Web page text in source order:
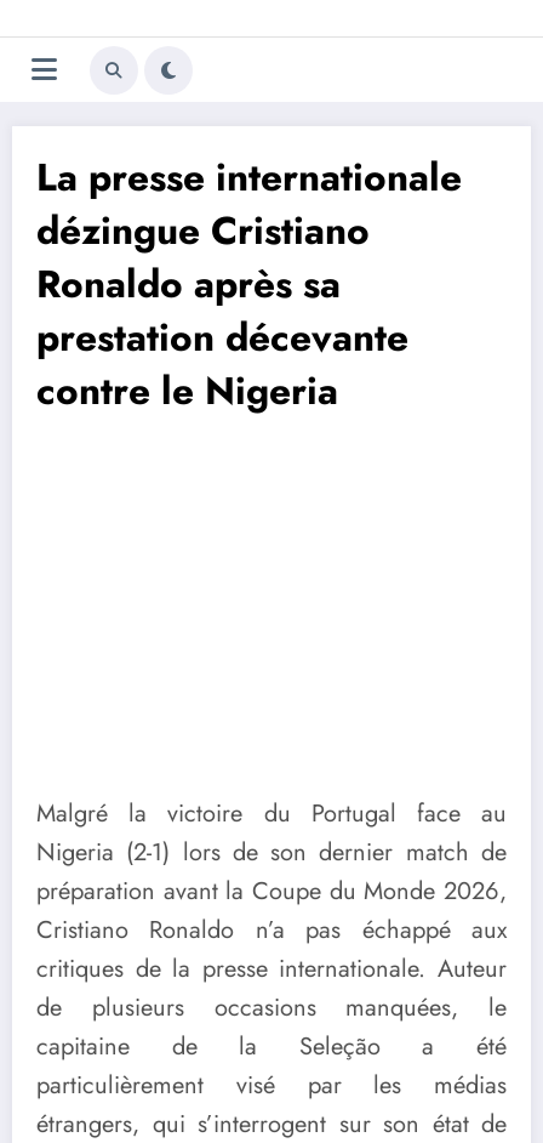
au
contenu
Trivela
L'actualité du football
La presse internationale
dézingue Cristiano
Ronaldo après sa
prestation décevante
contre le Nigeria
Malgré la victoire du Portugal face au
Nigeria (2-1) lors de son dernier match de
préparation avant la Coupe du Monde 2026,
Cristiano Ronaldo n’a pas échappé aux
critiques de la presse internationale. Auteur
de plusieurs occasions manquées, le
capitaine de la Seleção a été
particulièrement visé par les médias
étrangers, qui s’interrogent sur son état de